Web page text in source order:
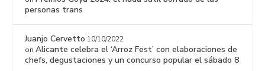
personas trans
Juanjo Cervetto 10/10/2022
onAlicante celebra el ‘Arroz Fest’ con elaboraciones de
chefs, degustaciones y un concurso popular el sábado 8